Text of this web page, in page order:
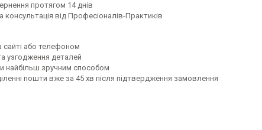
протягом 14 днів
від Професіоналів-Практиків
сайті або телефоном
узгодження деталей
найбільш зручним способом
пошти вже за 45 хв після підтвердження замовлення